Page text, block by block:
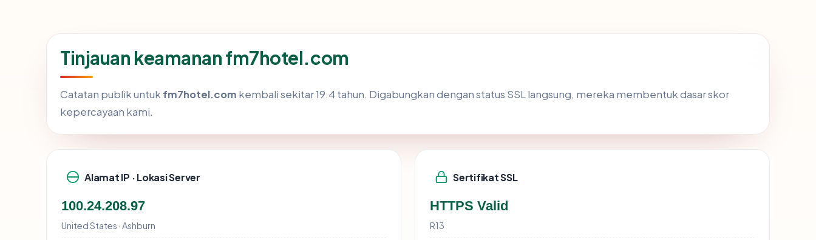
Tinjauan keamanan fm7hotel.com
Catatan publik untuk fm7hotel.com kembali sekitar 19.4 tahun. Digabungkan dengan status SSL langsung, mereka membentuk dasar skor
kepercayaan kami.
Alamat IP · Lokasi Server
100.24.208.97
United States · Ashburn
Sertifikat SSL
HTTPS Valid
R13